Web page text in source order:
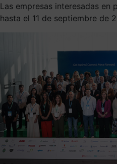
Las empresas interesadas
hasta el 11 de septiembre de